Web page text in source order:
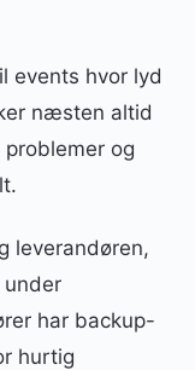
events hvor lyd
næsten altid
og
leverandøren,
under
har backup-
hurtig